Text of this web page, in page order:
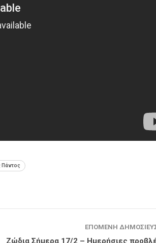
Πάντος
ΕΠΌΜΕΝΗ
Ζώδια Σήμερα 17/2 – Ημερήσιες